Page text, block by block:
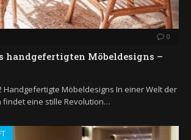
0
handgefertigten Möbeldesigns –
Handgefertigte Möbeldesigns In einer Welt der
eine stille Revolution…